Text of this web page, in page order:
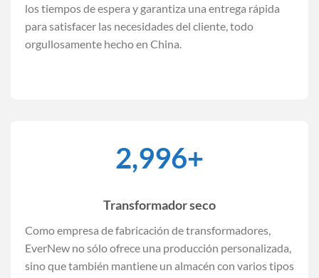
los tiempos de espera y garantiza una entrega rápida
para satisfacer las necesidades del cliente, todo
orgullosamente hecho en China.
3,000+
Transformador seco
Como empresa de fabricación de transformadores,
EverNew no sólo ofrece una producción personalizada,
sino que también mantiene un almacén con varios tipos